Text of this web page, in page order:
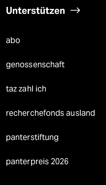
Unterstützen
abo
genossenschaft
taz zahl ich
recherchefonds ausland
panterstiftung
panterpreis 2026